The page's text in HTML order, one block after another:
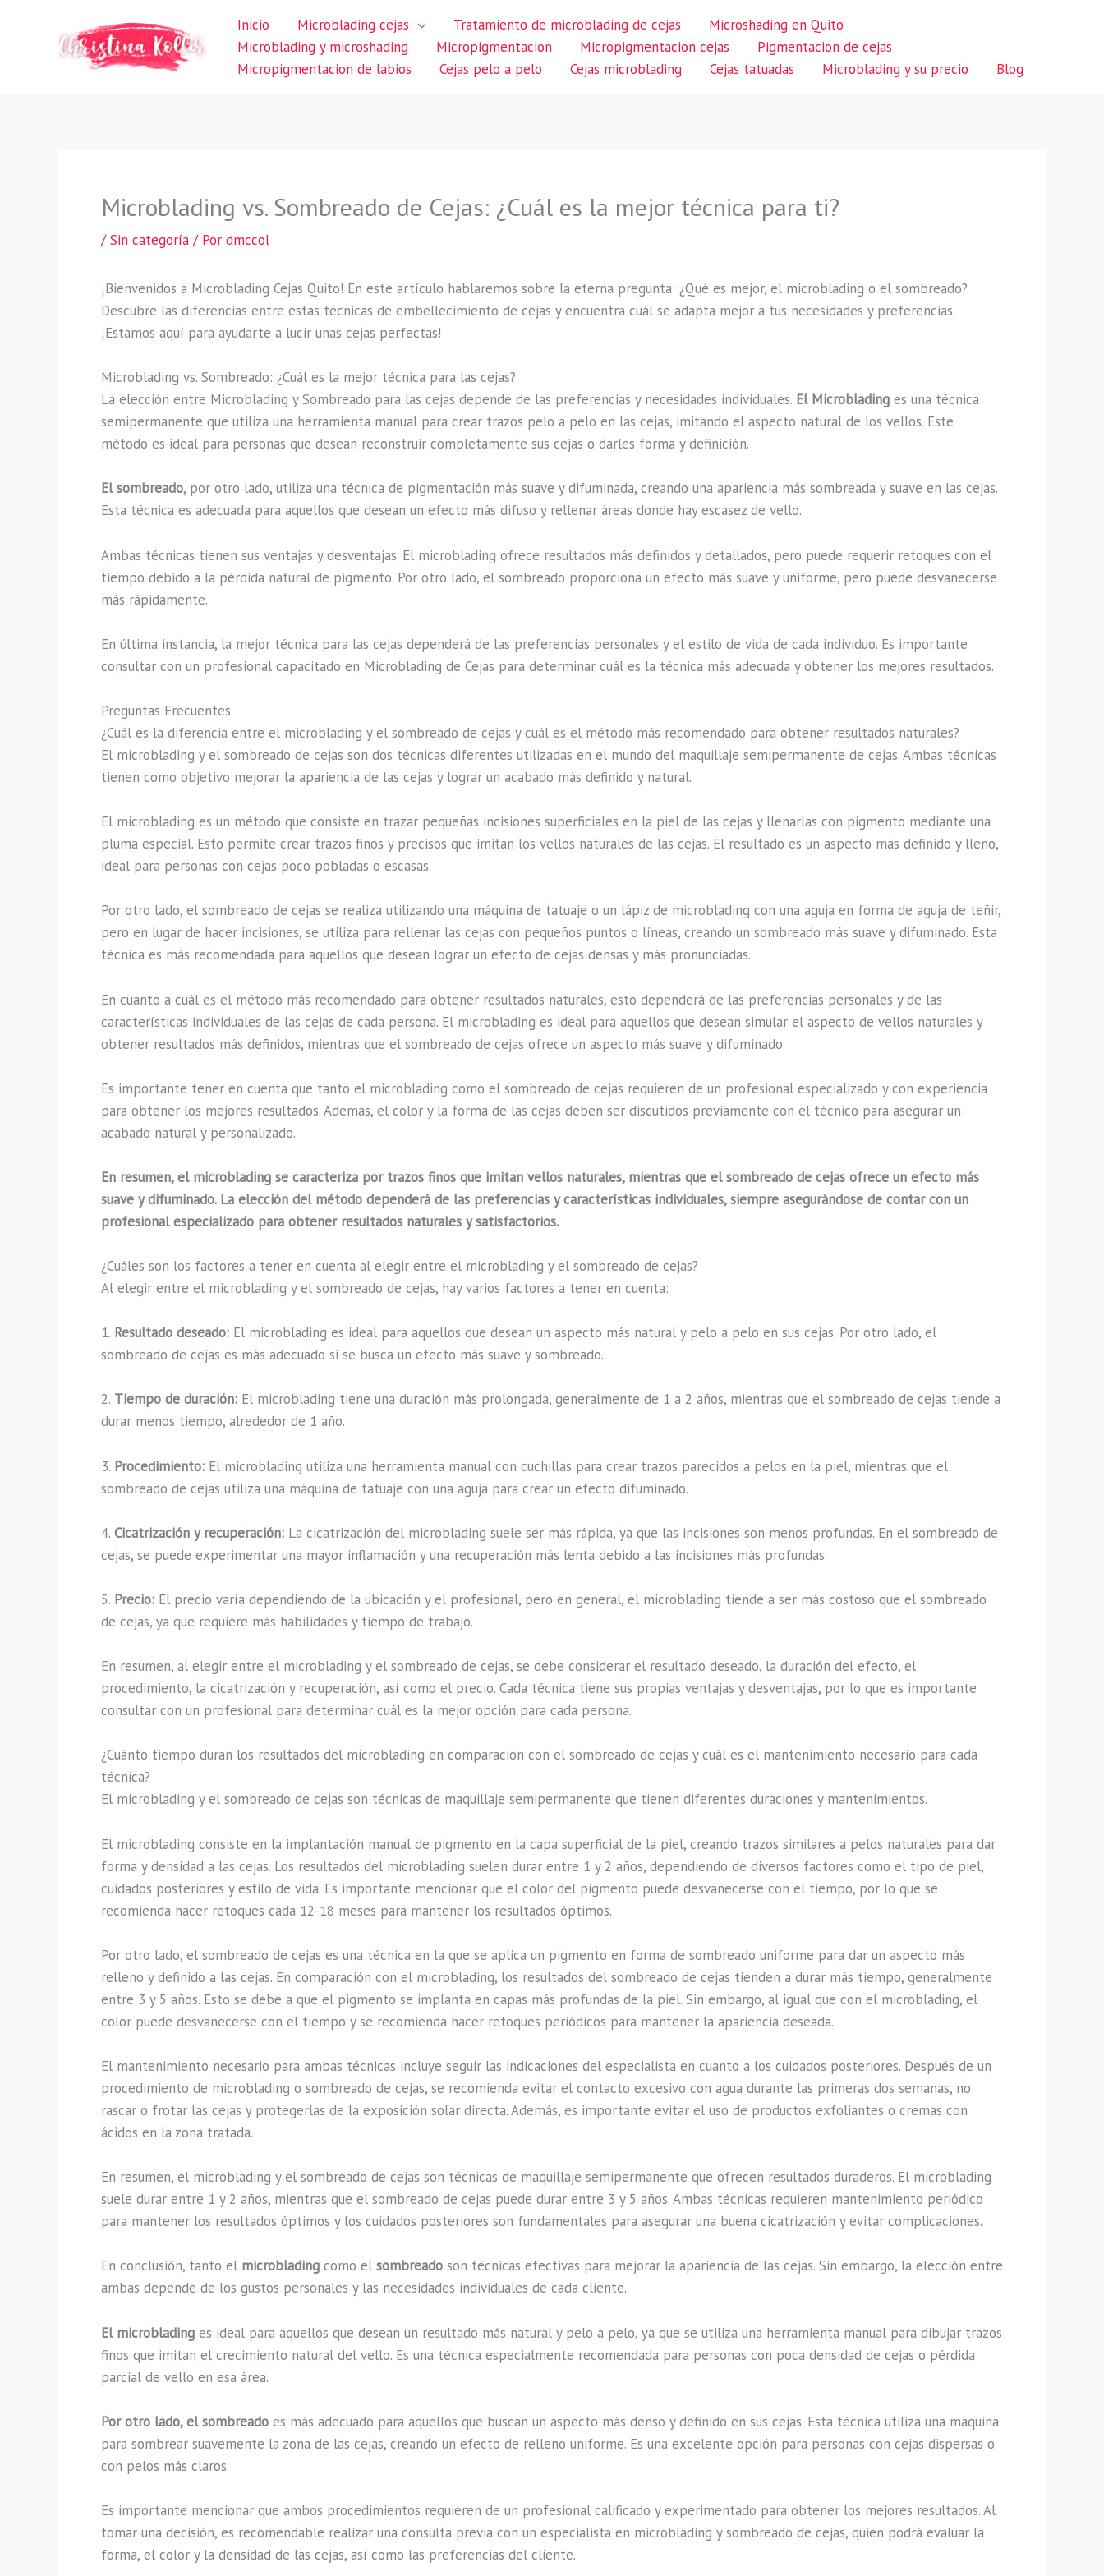
Inicio Microblading cejas Tratamiento de microblading de cejas
Microshading en Quito
Microblading y microshading
Micropigmentacion Micropigmentacion cejas
Pigmentacion de cejas
Micropigmentacion de labios
Cejas pelo a pelo Cejas microblading Cejas tatuadas Microblading y su precio Blog
Microblading vs. Sombreado de Cejas: ¿Cuál es la mejor técnica para ti?
/Sin categoría / Por dmccol
¡Bienvenidos a Microblading Cejas Quito! En este artículo hablaremos sobre la eterna pregunta: ¿Qué es mejor, el microblading o el sombreado?
Descubre las diferencias entre estas técnicas de embellecimiento de cejas y encuentra cuál se adapta mejor a tus necesidades y preferencias.
¡Estamos aquí para ayudarte a lucir unas cejas perfectas!
Microblading vs. Sombreado: ¿Cuál es la mejor técnica para las cejas?
La elección entre Microblading y Sombreado para las cejas depende de las preferencias y necesidades individuales. El Microblading es una técnica
semipermanente que utiliza una herramienta manual para crear trazos pelo a pelo en las cejas, imitando el aspecto natural de los vellos. Este
método es ideal para personas que desean reconstruir completamente sus cejas o darles forma y definición.
El sombreado, por otro lado, utiliza una técnica de pigmentación más suave y difuminada, creando una apariencia más sombreada y suave en las cejas.
Esta técnica es adecuada para aquellos que desean un efecto más difuso y rellenar áreas donde hay escasez de vello.
Ambas técnicas tienen sus ventajas y desventajas. El microblading ofrece resultados más definidos y detallados, pero puede requerir retoques con el
tiempo debido a la pérdida natural de pigmento. Por otro lado, el sombreado proporciona un efecto más suave y uniforme, pero puede desvanecerse
más rápidamente.
En última instancia, la mejor técnica para las cejas dependerá de las preferencias personales y el estilo de vida de cada individuo. Es importante
consultar con un profesional capacitado en Microblading de Cejas para determinar cuál es la técnica más adecuada y obtener los mejores resultados.
Preguntas Frecuentes
¿Cuál es la diferencia entre el microblading y el sombreado de cejas y cuál es el método más recomendado para obtener resultados naturales?
El microblading y el sombreado de cejas son dos técnicas diferentes utilizadas en el mundo del maquillaje semipermanente de cejas. Ambas técnicas
tienen como objetivo mejorar la apariencia de las cejas y lograr un acabado más definido y natural.
El microblading es un método que consiste en trazar pequeñas incisiones superficiales en la piel de las cejas y llenarlas con pigmento mediante una
pluma especial. Esto permite crear trazos finos y precisos que imitan los vellos naturales de las cejas. El resultado es un aspecto más definido y lleno,
ideal para personas con cejas poco pobladas o escasas.
Por otro lado, el sombreado de cejas se realiza utilizando una máquina de tatuaje o un lápiz de microblading con una aguja en forma de aguja de teñir,
pero en lugar de hacer incisiones, se utiliza para rellenar las cejas con pequeños puntos o líneas, creando un sombreado más suave y difuminado. Esta
técnica es más recomendada para aquellos que desean lograr un efecto de cejas densas y más pronunciadas.
En cuanto a cuál es el método más recomendado para obtener resultados naturales, esto dependerá de las preferencias personales y de las
características individuales de las cejas de cada persona. El microblading es ideal para aquellos que desean simular el aspecto de vellos naturales y
obtener resultados más definidos, mientras que el sombreado de cejas ofrece un aspecto más suave y difuminado.
Es importante tener en cuenta que tanto el microblading como el sombreado de cejas requieren de un profesional especializado y con experiencia
para obtener los mejores resultados. Además, el color y la forma de las cejas deben ser discutidos previamente con el técnico para asegurar un
acabado natural y personalizado.
En resumen, el microblading se caracteriza por trazos finos que imitan vellos naturales, mientras que el sombreado de cejas ofrece un efecto más
suave y difuminado. La elección del método dependerá de las preferencias y características individuales, siempre asegurándose de contar con un
profesional especializado para obtener resultados naturales y satisfactorios.
¿Cuáles son los factores a tener en cuenta al elegir entre el microblading y el sombreado de cejas?
Al elegir entre el microblading y el sombreado de cejas, hay varios factores a tener en cuenta:
1. Resultado deseado: El microblading es ideal para aquellos que desean un aspecto más natural y pelo a pelo en sus cejas. Por otro lado, el
sombreado de cejas es más adecuado si se busca un efecto más suave y sombreado.
2. Tiempo de duración: El microblading tiene una duración más prolongada, generalmente de 1 a 2 años, mientras que el sombreado de cejas tiende a
durar menos tiempo, alrededor de 1 año.
3. Procedimiento: El microblading utiliza una herramienta manual con cuchillas para crear trazos parecidos a pelos en la piel, mientras que el
sombreado de cejas utiliza una máquina de tatuaje con una aguja para crear un efecto difuminado.
4. Cicatrización y recuperación: La cicatrización del microblading suele ser más rápida, ya que las incisiones son menos profundas. En el sombreado de
cejas, se puede experimentar una mayor inflamación y una recuperación más lenta debido a las incisiones más profundas.
5. Precio: El precio varía dependiendo de la ubicación y el profesional, pero en general, el microblading tiende a ser más costoso que el sombreado
de cejas, ya que requiere más habilidades y tiempo de trabajo.
En resumen, al elegir entre el microblading y el sombreado de cejas, se debe considerar el resultado deseado, la duración del efecto, el
procedimiento, la cicatrización y recuperación, así como el precio. Cada técnica tiene sus propias ventajas y desventajas, por lo que es importante
consultar con un profesional para determinar cuál es la mejor opción para cada persona.
¿Cuánto tiempo duran los resultados del microblading en comparación con el sombreado de cejas y cuál es el mantenimiento necesario para cada
técnica?
El microblading y el sombreado de cejas son técnicas de maquillaje semipermanente que tienen diferentes duraciones y mantenimientos.
El microblading consiste en la implantación manual de pigmento en la capa superficial de la piel, creando trazos similares a pelos naturales para dar
forma y densidad a las cejas. Los resultados del microblading suelen durar entre 1 y 2 años, dependiendo de diversos factores como el tipo de piel,
cuidados posteriores y estilo de vida. Es importante mencionar que el color del pigmento puede desvanecerse con el tiempo, por lo que se
recomienda hacer retoques cada 12-18 meses para mantener los resultados óptimos.
Por otro lado, el sombreado de cejas es una técnica en la que se aplica un pigmento en forma de sombreado uniforme para dar un aspecto más
relleno y definido a las cejas. En comparación con el microblading, los resultados del sombreado de cejas tienden a durar más tiempo, generalmente
entre 3 y 5 años. Esto se debe a que el pigmento se implanta en capas más profundas de la piel. Sin embargo, al igual que con el microblading, el
color puede desvanecerse con el tiempo y se recomienda hacer retoques periódicos para mantener la apariencia deseada.
El mantenimiento necesario para ambas técnicas incluye seguir las indicaciones del especialista en cuanto a los cuidados posteriores. Después de un
procedimiento de microblading o sombreado de cejas, se recomienda evitar el contacto excesivo con agua durante las primeras dos semanas, no
rascar o frotar las cejas y protegerlas de la exposición solar directa. Además, es importante evitar el uso de productos exfoliantes o cremas con
ácidos en la zona tratada.
En resumen, el microblading y el sombreado de cejas son técnicas de maquillaje semipermanente que ofrecen resultados duraderos. El microblading
suele durar entre 1 y 2 años, mientras que el sombreado de cejas puede durar entre 3 y 5 años. Ambas técnicas requieren mantenimiento periódico
para mantener los resultados óptimos y los cuidados posteriores son fundamentales para asegurar una buena cicatrización y evitar complicaciones.
En conclusión, tanto el microblading como el sombreado son técnicas efectivas para mejorar la apariencia de las cejas. Sin embargo, la elección entre
ambas depende de los gustos personales y las necesidades individuales de cada cliente.
El microblading es ideal para aquellos que desean un resultado más natural y pelo a pelo, ya que se utiliza una herramienta manual para dibujar trazos
finos que imitan el crecimiento natural del vello. Es una técnica especialmente recomendada para personas con poca densidad de cejas o pérdida
parcial de vello en esa área.
Por otro lado, el sombreado es más adecuado para aquellos que buscan un aspecto más denso y definido en sus cejas. Esta técnica utiliza una máquina
para sombrear suavemente la zona de las cejas, creando un efecto de relleno uniforme. Es una excelente opción para personas con cejas dispersas o
con pelos más claros.
Es importante mencionar que ambos procedimientos requieren de un profesional calificado y experimentado para obtener los mejores resultados. Al
tomar una decisión, es recomendable realizar una consulta previa con un especialista en microblading y sombreado de cejas, quien podrá evaluar la
forma, el color y la densidad de las cejas, así como las preferencias del cliente.